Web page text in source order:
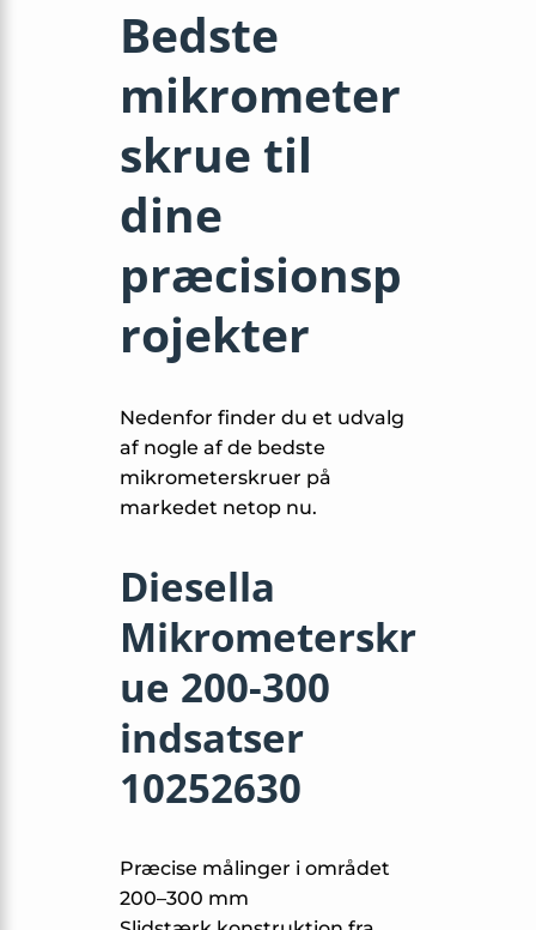
Bedste
mikrometer
skrue til
dine
præcisionsp
rojekter
Nedenfor finder du et udvalg
af nogle af de bedste
mikrometerskruer på
markedet netop nu.
Diesella
Mikrometerskr
ue 200-300
indsatser
10252630
Præcise målinger i området
200–300 mm